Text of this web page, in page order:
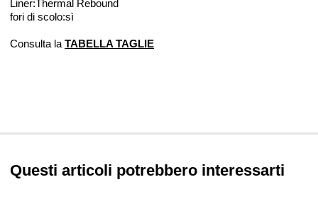
Liner:Thermal Rebound
fori di scolo:sì
Consulta la TABELLA TAGLIE
Questi articoli potrebbero interessarti